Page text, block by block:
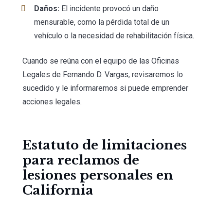
Daños: El incidente provocó un daño
mensurable, como la pérdida total de un
vehículo o la necesidad de rehabilitación física.
Cuando se reúna con el equipo de las Oficinas
Legales de Fernando D. Vargas, revisaremos lo
sucedido y le informaremos si puede emprender
acciones legales.
Estatuto de limitaciones
para reclamos de
lesiones personales en
California